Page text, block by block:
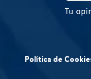
Tu
Política de